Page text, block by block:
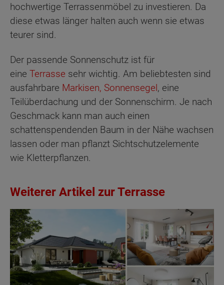
hochwertige Terrassenmöbel zu investieren. Da
diese etwas länger halten auch wenn sie etwas
teurer sind.
Der passende Sonnenschutz ist für
eine Terrasse sehr wichtig. Am beliebtesten sind
ausfahrbare Markisen, Sonnensegel, eine
Teilüberdachung und der Sonnenschirm. Je nach
Geschmack kann man auch einen
schattenspendenden Baum in der Nähe wachsen
lassen oder man pflanzt Sichtschutzelemente
wie Kletterpflanzen.
Weiterer Artikel zur Terrasse